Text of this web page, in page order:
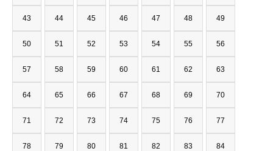
43 44 45 46 47 48 49
50 51 52 53 54 55 56
57 58 59 60 61 62 63
64 65 66 67 68 69 70
71 72 73 74 75 76 77
78 79 80 81 82 83 84